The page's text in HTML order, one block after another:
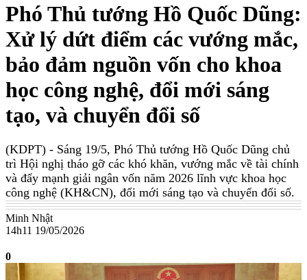
Phó Thủ tướng Hồ Quốc Dũng:
Xử lý dứt điểm các vướng mắc,
bảo đảm nguồn vốn cho khoa
học công nghệ, đổi mới sáng
tạo, và chuyển đổi số
(KDPT) - Sáng 19/5, Phó Thủ tướng Hồ Quốc Dũng chủ
trì Hội nghị tháo gỡ các khó khăn, vướng mắc về tài chính
và đẩy mạnh giải ngân vốn năm 2026 lĩnh vực khoa học
công nghệ (KH&CN), đổi mới sáng tạo và chuyển đổi số.
Minh Nhật
14h11 19/05/2026
0